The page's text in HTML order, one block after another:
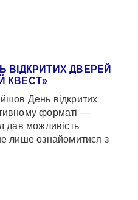
ВІДКРИТИХ ДВЕРЕЙ
КВЕСТ»
День відкритих
форматі —
дав можливість
лише ознайомитися з